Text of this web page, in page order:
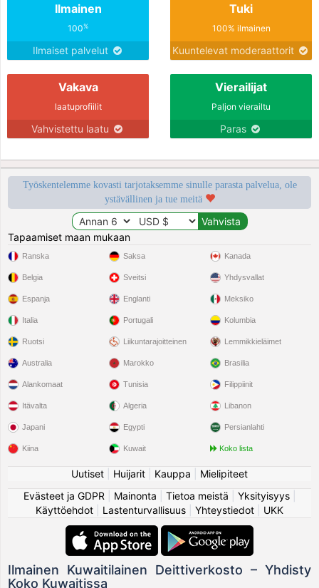
Ilmainen
100%
Ilmaiset palvelut
Tuki
100% ilmainen
Kuuntelevat moderaattorit
Vakava
laatuprofiilit
Vahvistettu laatu
Vierailijat
Paljon vierailtu
Paras
Työskentelemme kovasti tarjotaksemme sinulle parasta palvelua, ole
ystävällinen ja tue meitä
Tapaamiset maan mukaan
Ranska
Belgia
Espanja
Italia
Ruotsi
Saksa
Sveitsi
Englanti
Portugali
Liikuntarajoitteinen
Kanada
Yhdysvallat
Meksiko
Kolumbia
Lemmikkieläimet
Australia
Alankomaat
Itävalta
Japani
Kiina
Marokko
Tunisia
Algeria
Egypti
Kuwait
Brasilia
Filippiinit
Libanon
Persianlahti
Koko lista
Uutiset Huijarit Kauppa
Mielipiteet
Evästeet ja GDPR
Mainonta Tietoa meistä Yksityisyys|
Käyttöehdot
Lastenturvallisuus Yhteystiedot UKK
Ilmainen Kuwaitilainen Deittiverkosto – Yhdisty
Koko Kuwaitissa